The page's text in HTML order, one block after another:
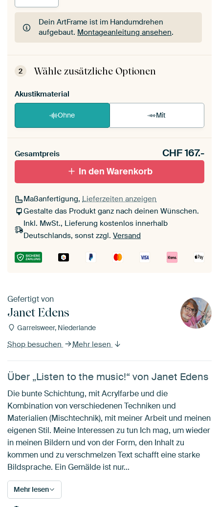
Dein ArtFrame ist im Handumdrehen
aufgebaut. Montageanleitung ansehen.
Dein ArtFrame ist im Handumdrehen
aufgebaut.Montageanleitung ansehen
2 Wähle zusätzliche Optionen
Akustikmaterial
Ohne Mit
Gesamtpreis CHF167.-
In den Warenkorb
Maßanfertigung, Lieferzeiten anzeigen
Gestalte das Produkt ganz nach deinen Wünschen.
Inkl. MwSt., Lieferung kostenlos innerhalb
Deutschlands, sonst zzgl. Versand
Gefertigt von
Janet Edens
Garrelsweer, Niederlande
Shop besuchen Mehr lesen
Über „Listen to the music!“ von Janet Edens
Die bunte Schichtung, mit Acrylfarbe und die
Kombination von verschiedenen Techniken und
Materialien (Mischtechnik), mit meiner Arbeit und meinen
eigenen Stil. Meine Interessen zu tun Ich mag, um wieder
in meinen Bildern und von der Form, den Inhalt zu
kommen und zu verschmelzen Text schafft eine starke
Bildsprache. Ein Gemälde ist nur…
Mehr lesen